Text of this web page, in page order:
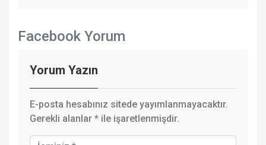
Facebook Yorum
Yorum Yazın
E-posta hesabınız sitede yayımlanmayacaktır.
Gerekli alanlar * ile işaretlenmişdir.